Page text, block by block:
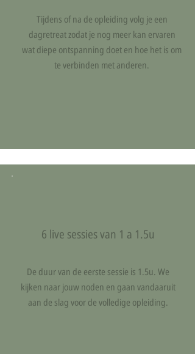
Coaches en therapeuten die
Tijdens of na de opleiding volg je een
dagretreat zodat je nog meer kan ervaren
wat diepe ontspanning doet en hoe het is om
te verbinden met anderen.
6 live sessies van 1 a 1.5u
De duur van de eerste sessie is 1.5u. We
kijken naar jouw noden en gaan vandaaruit
aan de slag voor de volledige opleiding.